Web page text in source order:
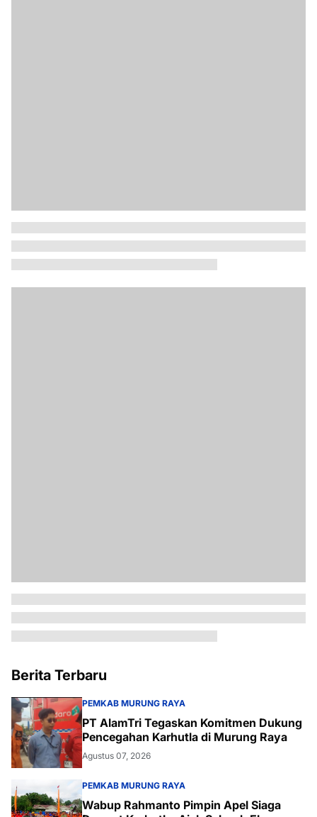
Berita Terbaru
PEMKAB MURUNG RAYA
PT AlamTri Tegaskan Komitmen Dukung
Pencegahan Karhutla di Murung Raya
Agustus 07, 2026
PEMKAB MURUNG RAYA
Wabup Rahmanto Pimpin Apel Siaga